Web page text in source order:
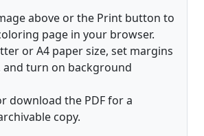
above or the Print button to
page in your browser.
or A4 paper size, set margins
and turn on background
download the PDF for a
copy.